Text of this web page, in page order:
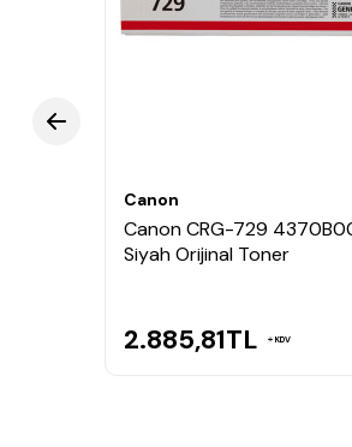
Canon
Canon CRG-729
Siyah Orijinal Toner
2.885,81TL KDV